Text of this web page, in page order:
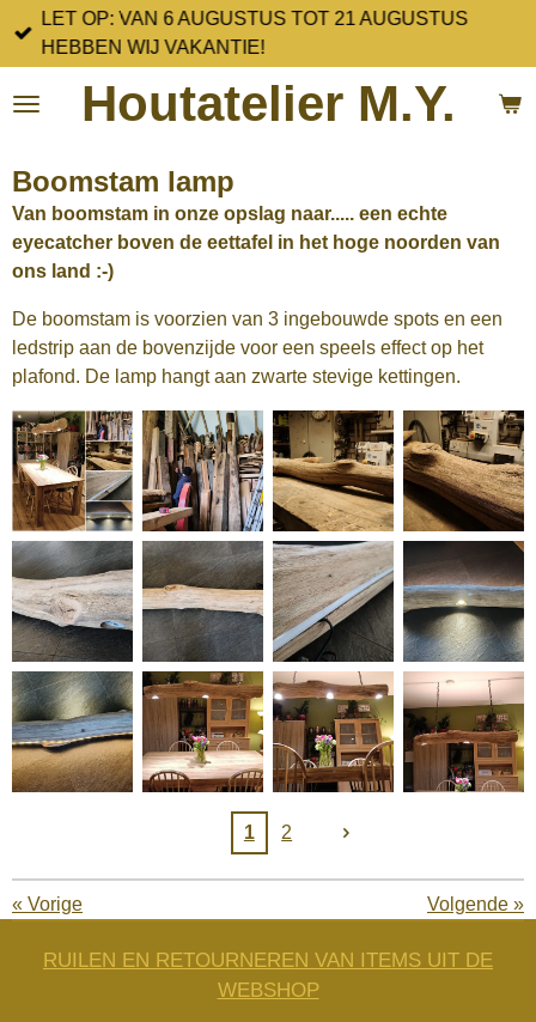
Ga
direct
de
Houtatelier M.Y.
LET OP: VAN 6 AUGUSTUS TOT 21 AUGUSTUS
HEBBEN WIJ VAKANTIE!
Boomstam lamp
Van boomstam in onze opslag naar..... een echte
eyecatcher boven de eettafel in het hoge noorden van
ons land :-)
De boomstam is voorzien van 3 ingebouwde spots en een
ledstrip aan de bovenzijde voor een speels effect op het
plafond. De lamp hangt aan zwarte stevige kettingen.
1 2
« Vorige Volgende »
RUILEN EN RETOURNEREN VAN ITEMS UIT DE
WEBSHOP